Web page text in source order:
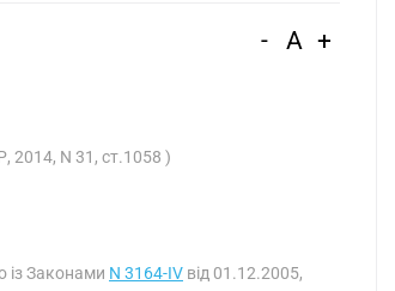
- A +
2014, N 31, ст.1058 )
із Законами N 3164-IV від 01.12.2005,